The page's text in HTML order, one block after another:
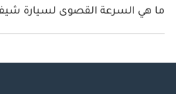
ما هي السرعة القصوى لسيارة